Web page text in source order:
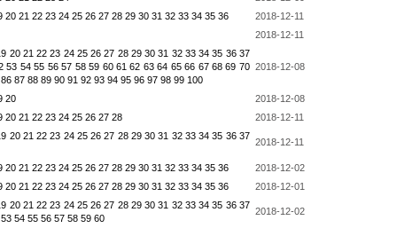
20 21 22 23 24 25 26 27 28 29 30 31 32 33 34 35 36
2018-12-11
2018-12-11
20 21 22 23 24 25 26 27 28 29 30 31 32 33 34 35 36 37
53 54 55 56 57 58 59 60 61 62 63 64 65 66 67 68 69 70
86 87 88 89 90 91 92 93 94 95 96 97 98 99 100
2018-12-08
20
2018-12-08
20 21 22 23 24 25 26 27 28
2018-12-11
20 21 22 23 24 25 26 27 28 29 30 31 32 33 34 35 36 37
2018-12-11
20 21 22 23 24 25 26 27 28 29 30 31 32 33 34 35 36
2018-12-02
20 21 22 23 24 25 26 27 28 29 30 31 32 33 34 35 36
2018-12-01
20 21 22 23 24 25 26 27 28 29 30 31 32 33 34 35 36 37
53 54 55 56 57 58 59 60
2018-12-02